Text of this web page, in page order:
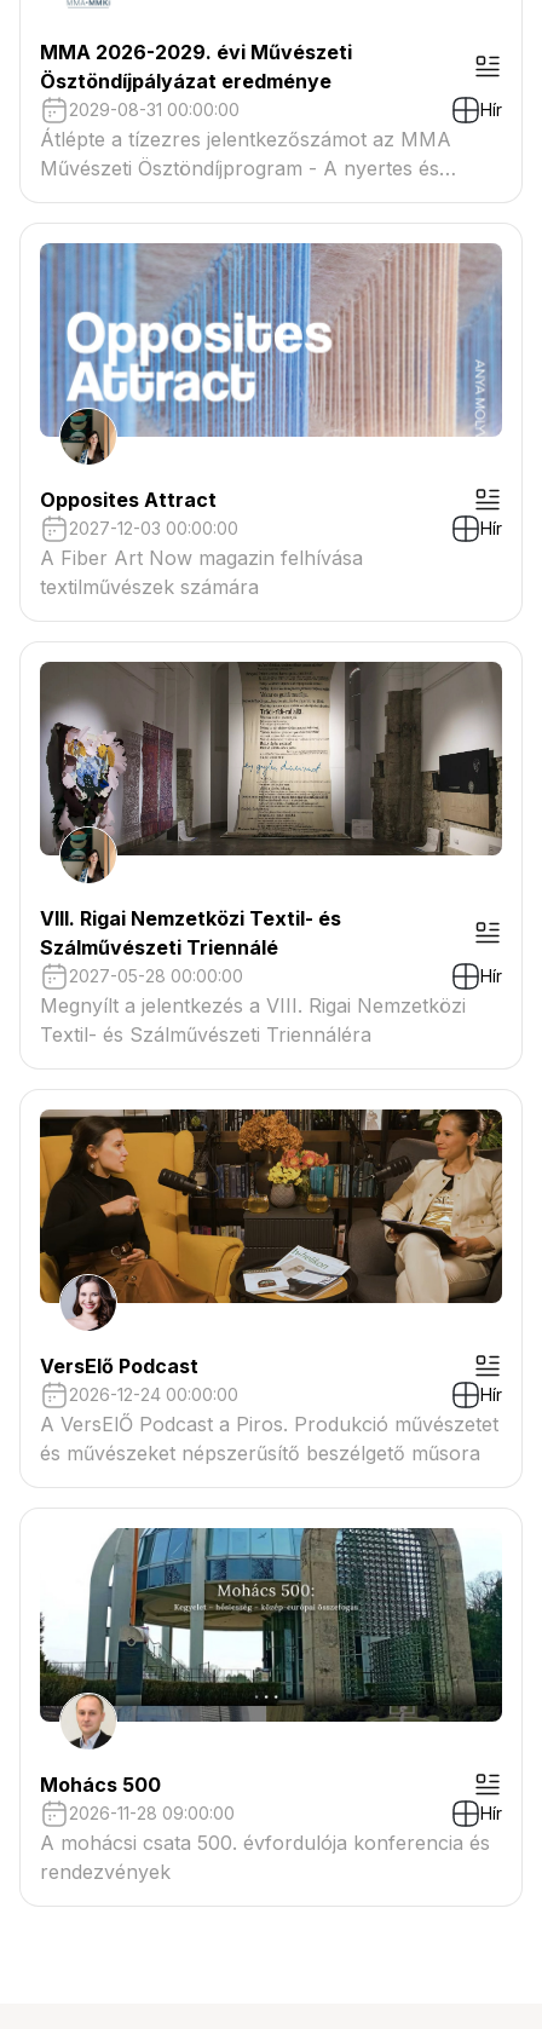
MMA 2026-2029. évi Művészeti
Ösztöndíjpályázat eredménye
2029-08-31 00:00:00 Hír
Átlépte a tízezres jelentkezőszámot az MMA
Művészeti Ösztöndíjprogram - A nyertes és
tartaléklistás pályázók névsora megtekinthető a
csatolmányban
Opposites Attract
2027-12-03 00:00:00 Hír
A Fiber Art Now magazin felhívása
textilművészek számára
VIII. Rigai Nemzetközi Textil- és
Szálművészeti Triennálé
2027-05-28 00:00:00 Hír
Megnyílt a jelentkezés a VIII. Rigai Nemzetközi
Textil- és Szálművészeti Triennáléra
VersElő Podcast
2026-12-24 00:00:00 Hír
A VersElŐ Podcast a Piros. Produkció művészetet
és művészeket népszerűsítő beszélgető műsora
Mohács 500
2026-11-28 09:00:00 Hír
A mohácsi csata 500. évfordulója konferencia és
rendezvények